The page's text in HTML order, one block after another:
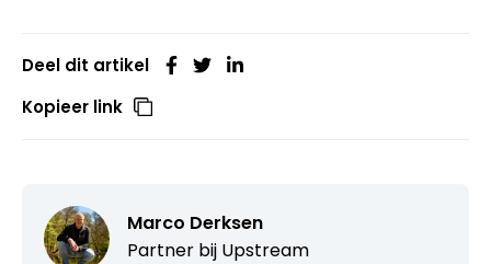
Deel dit artikel
Kopieer link
Marco Derksen
Partner bij Upstream